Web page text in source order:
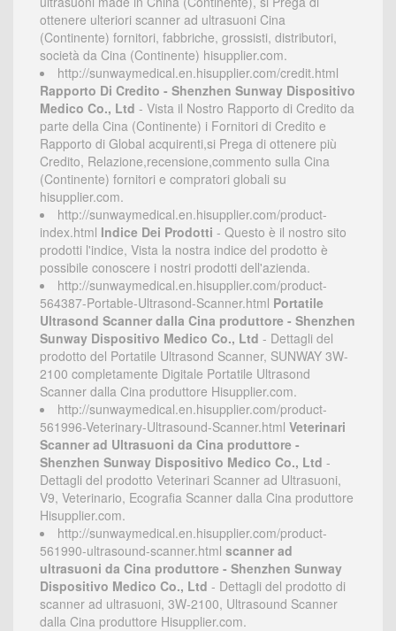
ottenere ulteriori scanner ad ultrasuoni Cina
(Continente) fornitori, fabbriche, grossisti, distributori,
società da Cina (Continente) hisupplier.com.
http://sunwaymedical.en.hisupplier.com/credit.html
Rapporto Di Credito - Shenzhen Sunway Dispositivo
Medico Co., Ltd - Vista il Nostro Rapporto di Credito da
parte della Cina (Continente) i Fornitori di Credito e
Rapporto di Global acquirenti,si Prega di ottenere più
Credito, Relazione,recensione,commento sulla Cina
(Continente) fornitori e compratori globali su
hisupplier.com.
http://sunwaymedical.en.hisupplier.com/product-
index.html Indice Dei Prodotti - Questo è il nostro sito
prodotti l'indice, Vista la nostra indice del prodotto è
possibile conoscere i nostri prodotti dell'azienda.
http://sunwaymedical.en.hisupplier.com/product-
564387-Portable-Ultrasond-Scanner.html Portatile
Ultrasond Scanner dalla Cina produttore - Shenzhen
Sunway Dispositivo Medico Co., Ltd - Dettagli del
prodotto del Portatile Ultrasond Scanner, SUNWAY 3W-
2100 completamente Digitale Portatile Ultrasond
Scanner dalla Cina produttore Hisupplier.com.
http://sunwaymedical.en.hisupplier.com/product-
561996-Veterinary-Ultrasound-Scanner.html Veterinari
Scanner ad Ultrasuoni da Cina produttore -
Shenzhen Sunway Dispositivo Medico Co., Ltd -
Dettagli del prodotto Veterinari Scanner ad Ultrasuoni,
V9, Veterinario, Ecografia Scanner dalla Cina produttore
Hisupplier.com.
http://sunwaymedical.en.hisupplier.com/product-
561990-ultrasound-scanner.html scanner ad
ultrasuoni da Cina produttore - Shenzhen Sunway
Dispositivo Medico Co., Ltd - Dettagli del prodotto di
scanner ad ultrasuoni, 3W-2100, Ultrasound Scanner
dalla Cina produttore Hisupplier.com.